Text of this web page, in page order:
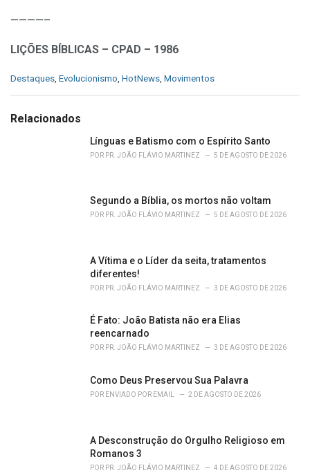
————–
LIÇÕES BÍBLICAS – CPAD – 1986
C
e
Destaques, Evolucionismo, HotNews, Movimentos
Relacionados
Línguas e Batismo com o Espírito Santo
POR PR. JOÃO FLÁVIO MARTINEZ 5 DE AGOSTO DE 2026
Segundo a Bíblia, os mortos não voltam
POR PR. JOÃO FLÁVIO MARTINEZ 5 DE AGOSTO DE 2026
A Vítima e o Líder da seita, tratamentos
diferentes!
POR PR. JOÃO FLÁVIO MARTINEZ 3 DE AGOSTO DE 2026
É Fato: João Batista não era Elias
reencarnado
POR PR. JOÃO FLÁVIO MARTINEZ 3 DE AGOSTO DE 2026
Como Deus Preservou Sua Palavra
POR ENVIADO POR EMAIL 2 DE AGOSTO DE 2026
A Desconstrução do Orgulho Religioso em
Romanos 3
POR PR. JOÃO FLÁVIO MARTINEZ 4 DE AGOSTO DE 2026